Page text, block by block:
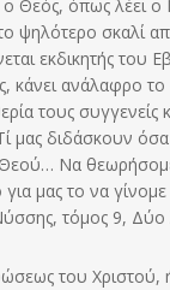
Θεός, όπως λέει
ψηλότερο σκαλί
εκδικητής του
κάνει ανάλαφρο
τους
διδάσκουν
Να
για μας το να
τόμος 9,
του Χριστού,